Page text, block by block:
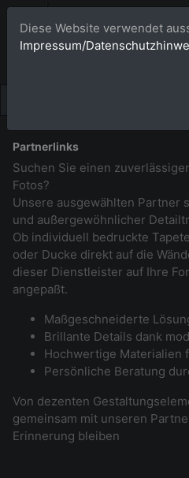
Partnerlinks
Suchen Sie einen
Fotos?
Unsere ausgewählten Partner
und außergewöhnlicher
Ob individuell bedruckte
oder Ducke direkt auf die
dieser Dienstleister auf Ihre
angepaßt.
Maßgeschneiderte
Brillante Details dank
Hochwertige Materialien
Persönliche Beratung
Von dezenten
gemeinsam mit unseren
Erinnerung bleiben
Diese Website verwendet
Impressum/